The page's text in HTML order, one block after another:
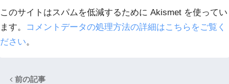
このサイトはスパムを低減するために Akismet を使ってい
ます。
コメントデータの処理方法の詳細はこちらをご覧く
ださい。
前の記事